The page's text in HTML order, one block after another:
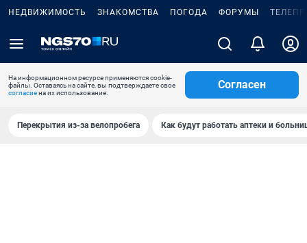
НЕДВИЖИМОСТЬ ЗНАКОМСТВА ПОГОДА ФОРУМЫ
На информационном ресурсе применяются cookie-
файлы. Оставаясь на сайте, вы подтверждаете свое
согласиена их использование.
Согласен
Перекрытия из-за велопробега Как будут работать аптеки и